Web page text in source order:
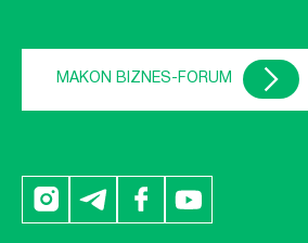
MAKON BIZNES-FORUM